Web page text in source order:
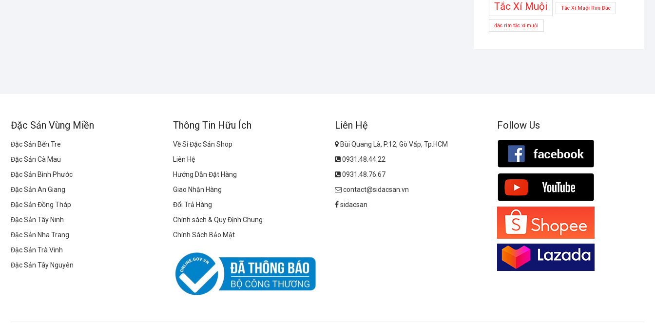
Tắc Xí Muội Tắc Xí Muội Rim Đác
đác rim tắc xí muội
Đặc Sản Vùng Miền
Đặc Sản Bến Tre
Đặc Sản Cà Mau
Đặc Sản Bình Phước
Đặc Sản An Giang
Đặc Sản Đồng Tháp
Đặc Sản Tây Ninh
Đặc Sản Nha Trang
Đặc Sản Trà Vinh
Đặc Sản Tây Nguyên
Thông Tin Hữu Ích
Về Sỉ Đặc Sản Shop
Liên Hệ
Hướng Dẫn Đặt Hàng
Giao Nhận Hàng
Đổi Trả Hàng
Chính sách & Quy Định Chung
Chính Sách Bảo Mật
Liên Hệ
Bùi Quang Là, P.12, Gò Vấp, Tp.HCM
0931.48.44.22
0931.48.76.67
contact@sidacsan.vn
sidacsan
Follow Us